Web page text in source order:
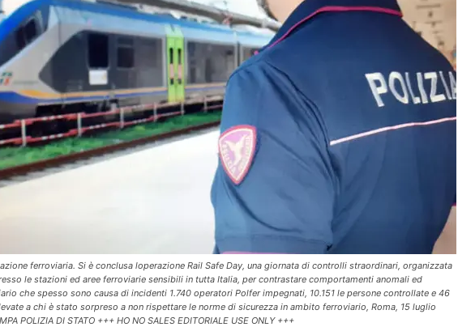
ferroviaria. Si è conclusa loperazione Rail Safe Day, una giornata di controlli straordinari, organizzata
le stazioni ed aree ferroviarie sensibili in tutta Italia, per contrastare comportamenti anomali ed
che spesso sono causa di incidenti 1.740 operatori Polfer impegnati, 10.151 le persone controllate e 46
a chi è stato sorpreso a non rispettare le norme di sicurezza in ambito ferroviario, Roma, 15 luglio
POLIZIA DI STATO +++ HO NO SALES EDITORIALE USE ONLY +++